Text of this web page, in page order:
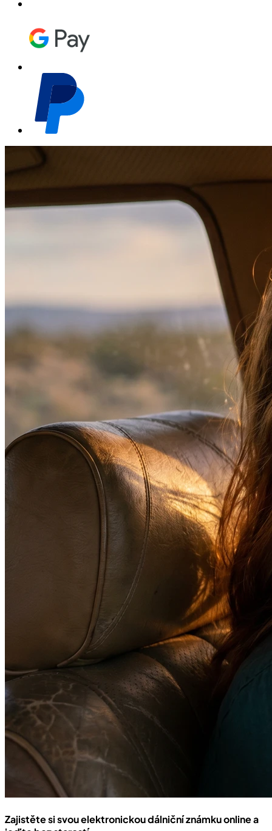
Zajistěte si svou elektronickou dálniční známku online a